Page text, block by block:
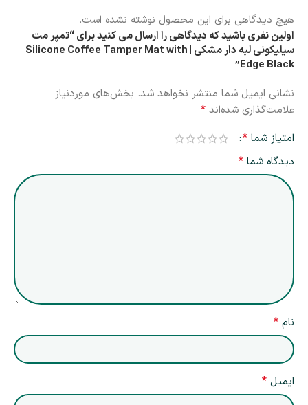
هیچ دیدگاهی برای این محصول نوشته نشده است.
اولین نفری باشید که دیدگاهی را ارسال می کنید برای “تمپر مت
سیلیکونی لبه دار مشکی | Silicone Coffee Tamper Mat with
Edge Black”
نشانی ایمیل شما منتشر نخواهد شد. بخش‌های موردنیاز
علامت‌گذاری شده‌اند *
امتیاز شما *
دیدگاه شما *
نام *
ایمیل *